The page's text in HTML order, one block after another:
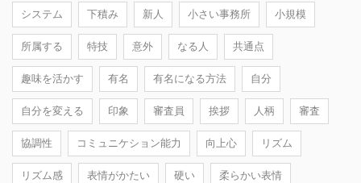
システム 下積み 新人 小さい事務所 小規模
所属する 特技 意外 なる人 共通点
趣味を活かす 有名 有名になる方法 自分
自分を変える 印象 審査員 挨拶 人柄 審査
協調性 コミュニケション能力 向上心 リズム
リズム感 表情がかたい 硬い 柔らかい表情